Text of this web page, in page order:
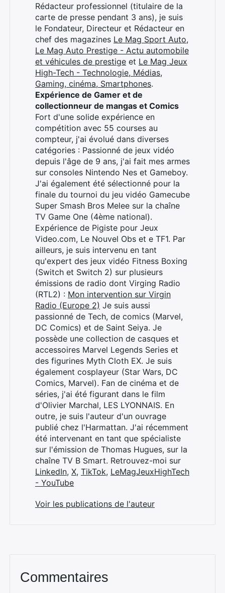
Rédacteur professionnel (titulaire de la
carte de presse pendant 3 ans), je suis
le Fondateur, Directeur et Rédacteur en
chef des magazines Le Mag Sport Auto,
Le Mag Auto Prestige - Actu automobile
et véhicules de prestige et Le Mag Jeux
High-Tech - Technologie, Médias,
Gaming, cinéma, Smartphones.
Expérience de Gamer et de
collectionneur de mangas et Comics
Fort d'une solide expérience en
compétition avec 55 courses au
compteur, j'ai évolué dans diverses
catégories : Passionné de jeux vidéo
depuis l'âge de 9 ans, j'ai fait mes armes
sur consoles Nintendo Nes et Gameboy.
J'ai également été sélectionné pour la
finale du tournoi du jeu vidéo Gamecube
Super Smash Bros Melee sur la chaîne
TV Game One (4ème national).
Expérience de Pigiste pour Jeux
Video.com, Le Nouvel Obs et e TF1. Par
ailleurs, je suis intervenu en tant
qu'expert des jeux vidéo Fitness Boxing
(Switch et Switch 2) sur plusieurs
émissions de radio dont Virging Radio
(RTL2) : Mon intervention sur Virgin
Radio (Europe 2) Je suis aussi
passionné de Tech, de comics (Marvel,
DC Comics) et de Saint Seiya. Je
possède une collection de casques et
accessoires Marvel Legends Series et
des figurines Myth Cloth EX. Je suis
également cosplayeur (Star Wars, DC
Comics, Marvel). Fan de cinéma et de
séries, j'ai été figurant dans le film
d'Olivier Marchal, LES LYONNAIS. En
outre, je suis l'auteur d'un ouvrage
publié chez l'Harmattan. J'ai récemment
été intervenant en tant que spécialiste
sur l'émission de Thomas Hugues, sur la
chaîne TV B Smart. Retrouvez-moi sur
LinkedIn, X, TikTok, LeMagJeuxHighTech
- YouTube
Voir les publications de l'auteur
Commentaires